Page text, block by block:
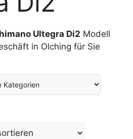
Ultegra Di2 Modell
in Olching für Sie